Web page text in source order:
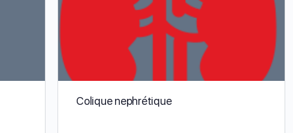
Colique nephrétique